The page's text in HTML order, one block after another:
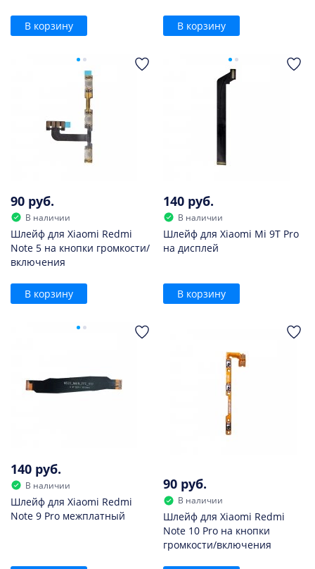
В корзину В корзину
90 руб.
В наличии
Шлейф для Xiaomi Redmi
Note 5 на кнопки громкости/
включения
В корзину
140 руб.
В наличии
Шлейф для Xiaomi Mi 9T Pro
на дисплей
В корзину
140 руб.
В наличии
Шлейф для Xiaomi Redmi
Note 9 Pro межплатный
90 руб.
В наличии
Шлейф для Xiaomi Redmi
Note 10 Pro на кнопки
громкости/включения